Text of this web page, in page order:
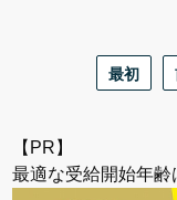
最初
【PR】
最適な受給開始年齢